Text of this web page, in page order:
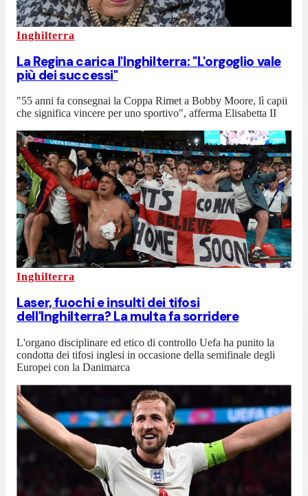
Inghilterra
La Regina carica l'Inghilterra: "L'orgoglio vale
più dei successi"
"55 anni fa consegnai la Coppa Rimet a Bobby Moore, lì capii
che significa vincere per uno sportivo", afferma Elisabetta II
Inghilterra
Laser, fuochi e insulti dei tifosi
dell'Inghilterra? La multa fa sorridere
L'organo disciplinare ed etico di controllo Uefa ha punito la
condotta dei tifosi inglesi in occasione della semifinale degli
Europei con la Danimarca